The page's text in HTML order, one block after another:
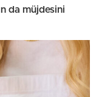
da müjdesini